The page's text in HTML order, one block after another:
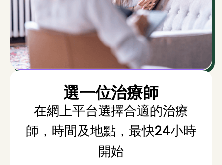
選一位治療師
在網上平台選擇合適的治療
師，時間及地點，最快24小時
開始